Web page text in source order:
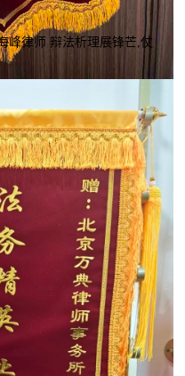
峰律师 辩法析理展锋芒,仗